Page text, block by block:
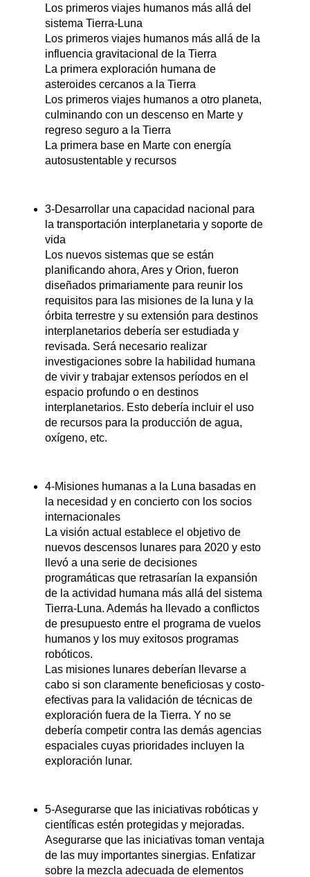
Los primeros viajes humanos más allá del
sistema Tierra-Luna
Los primeros viajes humanos más allá de la
influencia gravitacional de la Tierra
La primera exploración humana de
asteroides cercanos a la Tierra
Los primeros viajes humanos a otro planeta,
culminando con un descenso en Marte y
regreso seguro a la Tierra
La primera base en Marte con energía
autosustentable y recursos
3-Desarrollar una capacidad nacional para
la transportación interplanetaria y soporte de
vida
Los nuevos sistemas que se están
planificando ahora, Ares y Orion, fueron
diseñados primariamente para reunir los
requisitos para las misiones de la luna y la
órbita terrestre y su extensión para destinos
interplanetarios debería ser estudiada y
revisada. Será necesario realizar
investigaciones sobre la habilidad humana
de vivir y trabajar extensos períodos en el
espacio profundo o en destinos
interplanetarios. Esto debería incluir el uso
de recursos para la producción de agua,
oxígeno, etc.
4-Misiones humanas a la Luna basadas en
la necesidad y en concierto con los socios
internacionales
La visión actual establece el objetivo de
nuevos descensos lunares para 2020 y esto
llevó a una serie de decisiones
programáticas que retrasarían la expansión
de la actividad humana más allá del sistema
Tierra-Luna. Además ha llevado a conflictos
de presupuesto entre el programa de vuelos
humanos y los muy exitosos programas
robóticos.
Las misiones lunares deberían llevarse a
cabo si son claramente beneficiosas y costo-
efectivas para la validación de técnicas de
exploración fuera de la Tierra. Y no se
debería competir contra las demás agencias
espaciales cuyas prioridades incluyen la
exploración lunar.
5-Asegurarse que las iniciativas robóticas y
científicas estén protegidas y mejoradas.
Asegurarse que las iniciativas toman ventaja
de las muy importantes sinergias. Enfatizar
sobre la mezcla adecuada de elementos